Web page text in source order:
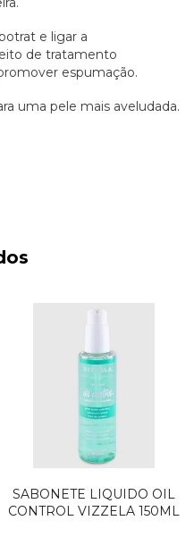
e ligar a
de tratamento
espumação.
uma pele mais aveludada.
SABONETE LIQUIDO OIL
CONTROL VIZZELA 150ML